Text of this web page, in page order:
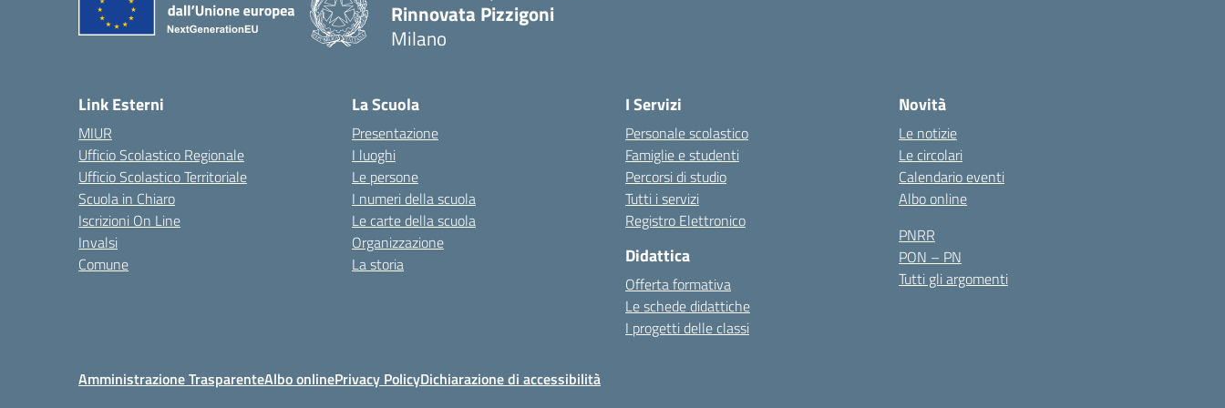
Rinnovata Pizzigoni
Milano
Link Esterni
MIUR
Ufficio Scolastico Regionale
Ufficio Scolastico Territoriale
Scuola in Chiaro
Iscrizioni On Line
Invalsi
Comune
La Scuola
Presentazione
I luoghi
Le persone
I numeri della scuola
Le carte della scuola
Organizzazione
La storia
I Servizi
Personale scolastico
Famiglie e studenti
Percorsi di studio
Tutti i servizi
Registro Elettronico
Didattica
Offerta formativa
Le schede didattiche
I progetti delle classi
Novità
Le notizie
Le circolari
Calendario eventi
Albo online
PNRR
PON – PN
Tutti gli argomenti
Amministrazione TrasparenteAlbo onlinePrivacy PolicyDichiarazione di accessibilità